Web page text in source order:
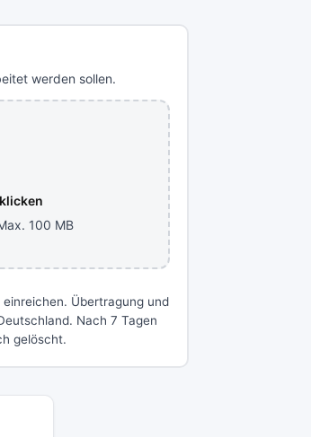
werden sollen.
100 MB
Übertragung und
Nach 7 Tagen
gelöscht.